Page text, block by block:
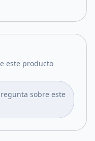
este producto
sobre este